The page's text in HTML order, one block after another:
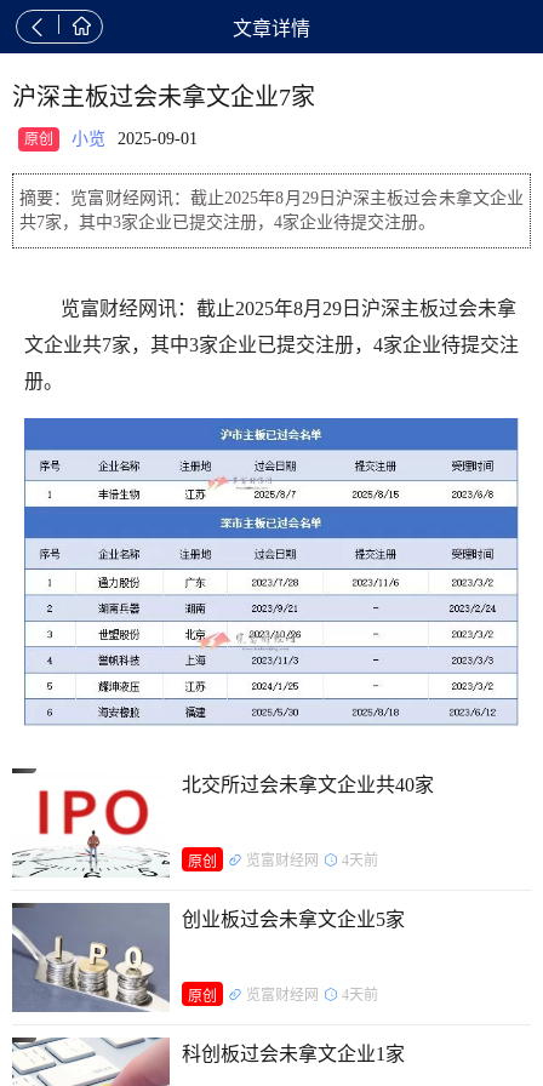
  文章详情
沪深主板过会未拿文企业7家
原创 小览 2025-09-01
摘要：览富财经网讯：截止2025年8月29日沪深主板过会未拿文企业
共7家，其中3家企业已提交注册，4家企业待提交注册。
览富财经网讯：截止2025年8月29日沪深主板过会未拿
文企业共7家，其中3家企业已提交注册，4家企业待提交注
册。
北交所过会未拿文企业共40家
原创 览富财经网 4天前
创业板过会未拿文企业5家
原创 览富财经网 4天前
科创板过会未拿文企业1家